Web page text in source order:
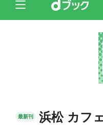
最新刊 浜松 カフ